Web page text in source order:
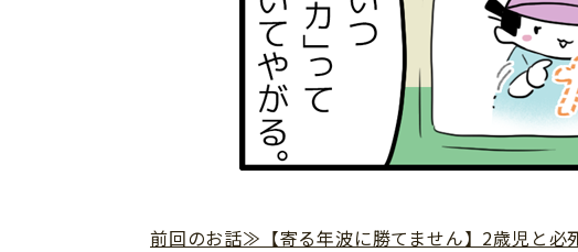
前回のお話≫【寄る年波に勝てません】2歳児と必